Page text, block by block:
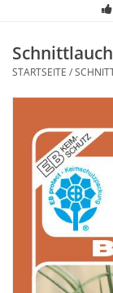
Kräuter
Für Kinder
Geschenkideen
Katalog
Schnittlauch
STARTSEITE /